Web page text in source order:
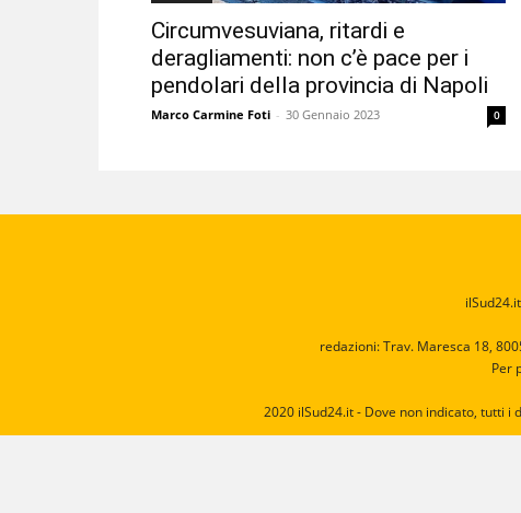
Circumvesuviana, ritardi e
deragliamenti: non c’è pace per i
pendolari della provincia di Napoli
Marco Carmine Foti - 30 Gennaio 2023 0
redazioni: Trav. Maresca 18,
Per
2020 ilSud24.it - Dove non indicato, tutti